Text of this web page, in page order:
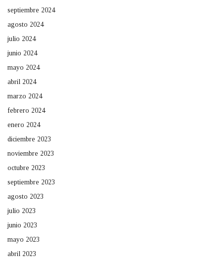
septiembre 2024
agosto 2024
julio 2024
junio 2024
mayo 2024
abril 2024
marzo 2024
febrero 2024
enero 2024
diciembre 2023
noviembre 2023
octubre 2023
septiembre 2023
agosto 2023
julio 2023
junio 2023
mayo 2023
abril 2023